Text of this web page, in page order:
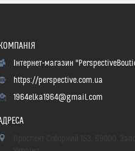
Інтернет-магазин
https://perspective.com.ua
1964elka1964@gmail.com